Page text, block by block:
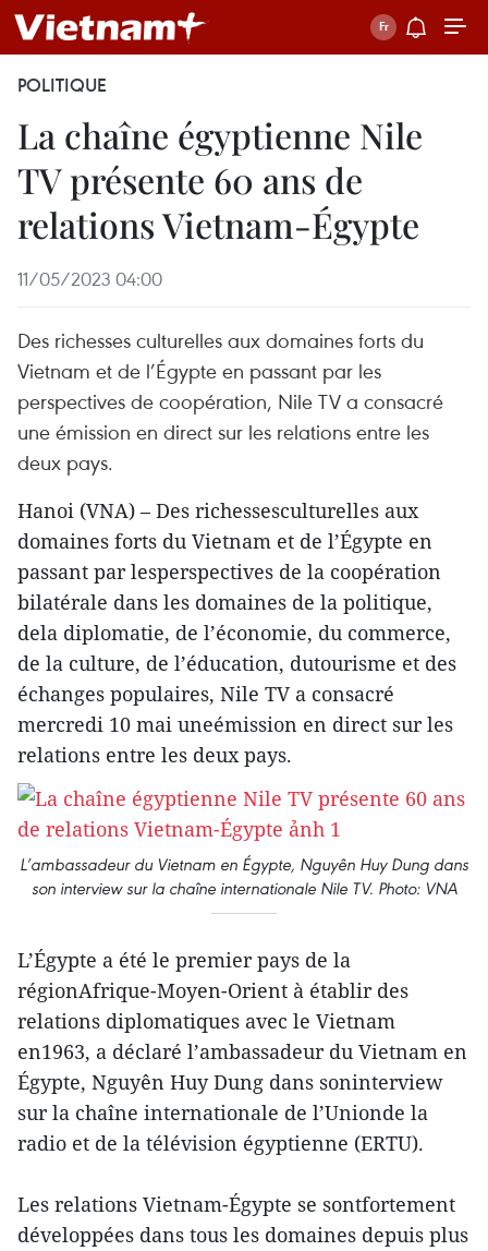
POLITIQUE
La chaîne égyptienne Nile
TV présente 60 ans de
relations Vietnam-Égypte
11/05/2023 04:00
Des richesses culturelles aux domaines forts du
Vietnam et de l’Égypte en passant par les
perspectives de coopération, Nile TV a consacré
une émission en direct sur les relations entre les
deux pays.
Hanoi (VNA) – Des richessesculturelles aux
domaines forts du Vietnam et de l’Égypte en
passant par lesperspectives de la coopération
bilatérale dans les domaines de la politique,
dela diplomatie, de l’économie, du commerce,
de la culture, de l’éducation, dutourisme et des
échanges populaires, Nile TV a consacré
mercredi 10 mai uneémission en direct sur les
relations entre les deux pays.
L’ambassadeur du Vietnam en Égypte, Nguyên Huy Dung dans
son interview sur la chaîne internationale Nile TV. Photo: VNA
L’Égypte a été le premier pays de la
régionAfrique-Moyen-Orient à établir des
relations diplomatiques avec le Vietnam
en1963, a déclaré l’ambassadeur du Vietnam en
Égypte, Nguyên Huy Dung dans soninterview
sur la chaîne internationale de l’Unionde la
radio et de la télévision égyptienne (ERTU).
Les relations Vietnam-Égypte se sontfortement
développées dans tous les domaines depuis plus